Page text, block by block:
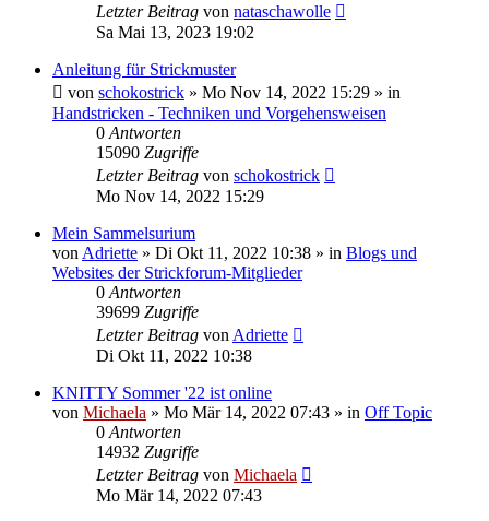
Letzter Beitrag von nataschawolle
Sa Mai 13, 2023 19:02
Anleitung für Strickmuster
von schokostrick » Mo Nov 14, 2022 15:29 » in
Handstricken - Techniken und Vorgehensweisen
0 Antworten
15090 Zugriffe
Letzter Beitrag von schokostrick
Mo Nov 14, 2022 15:29
Mein Sammelsurium
von Adriette » Di Okt 11, 2022 10:38 » in Blogs und
Websites der Strickforum-Mitglieder
0 Antworten
39699 Zugriffe
Letzter Beitrag von Adriette
Di Okt 11, 2022 10:38
KNITTY Sommer '22 ist online
von Michaela » Mo Mär 14, 2022 07:43 » in Off Topic
0 Antworten
14932 Zugriffe
Letzter Beitrag von Michaela
Mo Mär 14, 2022 07:43